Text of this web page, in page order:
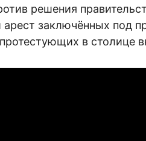
решения
заключённых под
в столице